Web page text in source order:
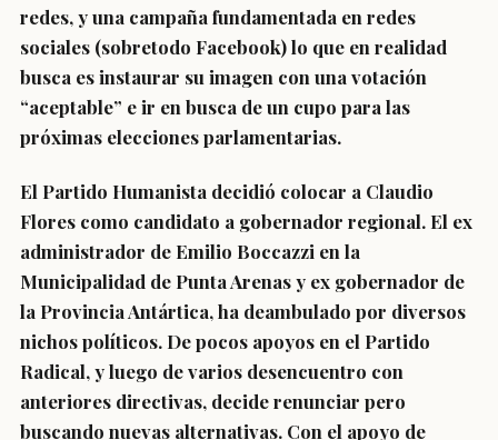
redes, y una campaña fundamentada en redes
sociales (sobretodo Facebook) lo que en realidad
busca es instaurar su imagen con una votación
“aceptable” e ir en busca de un cupo para las
próximas elecciones parlamentarias.
El Partido Humanista decidió colocar a Claudio
Flores como candidato a gobernador regional. El ex
administrador de Emilio Boccazzi en la
Municipalidad de Punta Arenas y ex gobernador de
la Provincia Antártica, ha deambulado por diversos
nichos políticos. De pocos apoyos en el Partido
Radical, y luego de varios desencuentro con
anteriores directivas, decide renunciar pero
buscando nuevas alternativas. Con el apoyo de